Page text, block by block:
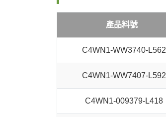
產品料號
C4WN1-WW3740-L562
C4WN1-WW7407-L592
C4WN1-009379-L418